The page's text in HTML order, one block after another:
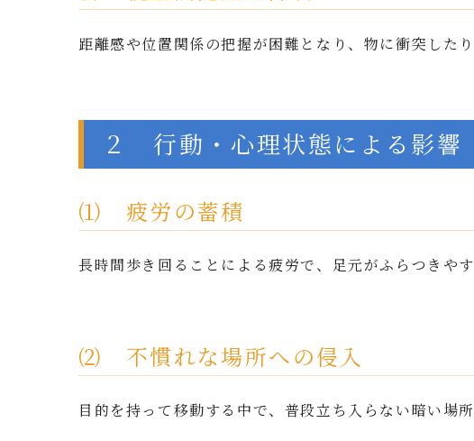
距離感や位置関係の把握が困難となり、物に衝突した
２ 行動・心理状態による影響
⑴ 疲労の蓄積
長時間歩き回ることによる疲労で、足元がふらつきやす
⑵ 不慣れな場所への侵入
目的を持って移動する中で、普段立ち入らない暗い場